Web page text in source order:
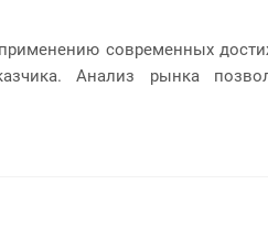
современных
Анализ рынка